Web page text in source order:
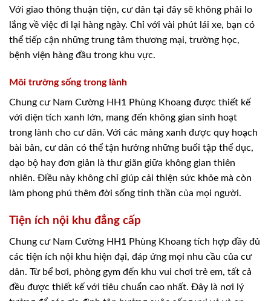
Với giao thông thuận tiện, cư dân tại đây sẽ không phải lo
lắng về việc đi lại hàng ngày. Chỉ với vài phút lái xe, bạn có
thể tiếp cận những trung tâm thương mại, trường học,
bệnh viện hàng đầu trong khu vực.
Môi trường sống trong lành
Chung cư Nam Cường HH1 Phùng Khoang được thiết kế
với diện tích xanh lớn, mang đến không gian sinh hoạt
trong lành cho cư dân. Với các mảng xanh được quy hoạch
bài bản, cư dân có thể tận hưởng những buổi tập thể dục,
dạo bộ hay đơn giản là thư giãn giữa không gian thiên
nhiên. Điều này không chỉ giúp cải thiện sức khỏe mà còn
làm phong phú thêm đời sống tinh thần của mọi người.
Tiện ích nội khu đẳng cấp
Chung cư Nam Cường HH1 Phùng Khoang tích hợp đầy đủ
các tiện ích nội khu hiện đại, đáp ứng mọi nhu cầu của cư
dân. Từ bể bơi, phòng gym đến khu vui chơi trẻ em, tất cả
đều được thiết kế với tiêu chuẩn cao nhất. Đây là nơi lý